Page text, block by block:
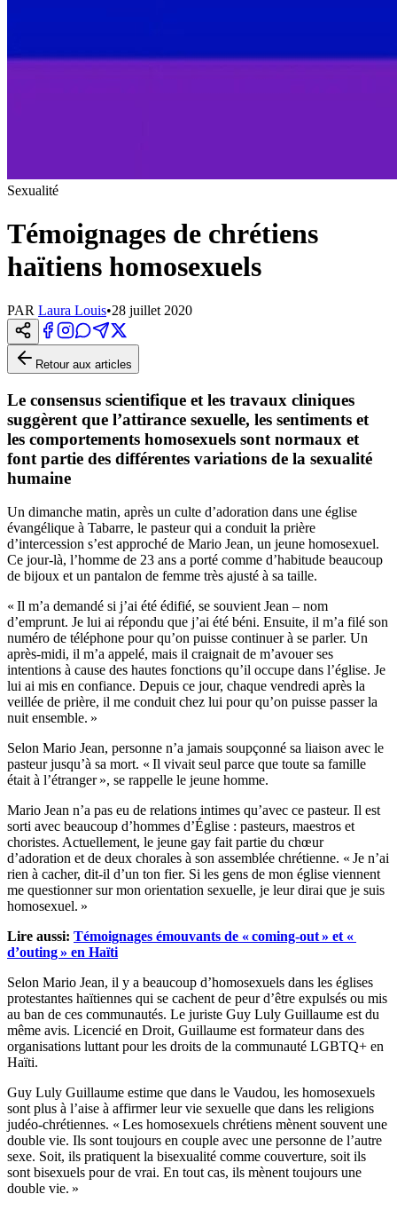
Sexualité
Témoignages de chrétiens
haïtiens homosexuels
PAR Laura Louis•28 juillet 2020
Retour aux articles
Le consensus scientifique et les travaux cliniques
suggèrent que l’attirance sexuelle, les sentiments et
les comportements homosexuels sont normaux et
font partie des différentes variations de la sexualité
humaine
Un dimanche matin, après un culte d’adoration dans une église
évangélique à Tabarre, le pasteur qui a conduit la prière
d’intercession s’est approché de Mario Jean, un jeune homosexuel.
Ce jour-là, l’homme de 23 ans a porté comme d’habitude beaucoup
de bijoux et un pantalon de femme très ajusté à sa taille.
« Il m’a demandé si j’ai été édifié, se souvient Jean – nom
d’emprunt. Je lui ai répondu que j’ai été béni. Ensuite, il m’a filé son
numéro de téléphone pour qu’on puisse continuer à se parler. Un
après-midi, il m’a appelé, mais il craignait de m’avouer ses
intentions à cause des hautes fonctions qu’il occupe dans l’église. Je
lui ai mis en confiance. Depuis ce jour, chaque vendredi après la
veillée de prière, il me conduit chez lui pour qu’on puisse passer la
nuit ensemble. »
Selon Mario Jean, personne n’a jamais soupçonné sa liaison avec le
pasteur jusqu’à sa mort. « Il vivait seul parce que toute sa famille
était à l’étranger », se rappelle le jeune homme.
Mario Jean n’a pas eu de relations intimes qu’avec ce pasteur. Il est
sorti avec beaucoup d’hommes d’Église : pasteurs, maestros et
choristes. Actuellement, le jeune gay fait partie du chœur
d’adoration et de deux chorales à son assemblée chrétienne. « Je n’ai
rien à cacher, dit-il d’un ton fier. Si les gens de mon église viennent
me questionner sur mon orientation sexuelle, je leur dirai que je suis
homosexuel. »
Lire aussi: Témoignages émouvants de « coming-out » et «
d’outing » en Haïti
Selon Mario Jean, il y a beaucoup d’homosexuels dans les églises
protestantes haïtiennes qui se cachent de peur d’être expulsés ou mis
au ban de ces communautés. Le juriste Guy Luly Guillaume est du
même avis. Licencié en Droit, Guillaume est formateur dans des
organisations luttant pour les droits de la communauté LGBTQ+ en
Haïti.
Guy Luly Guillaume estime que dans le Vaudou, les homosexuels
sont plus à l’aise à affirmer leur vie sexuelle que dans les religions
judéo-chrétiennes. « Les homosexuels chrétiens mènent souvent une
double vie. Ils sont toujours en couple avec une personne de l’autre
sexe. Soit, ils pratiquent la bisexualité comme couverture, soit ils
sont bisexuels pour de vrai. En tout cas, ils mènent toujours une
double vie. »